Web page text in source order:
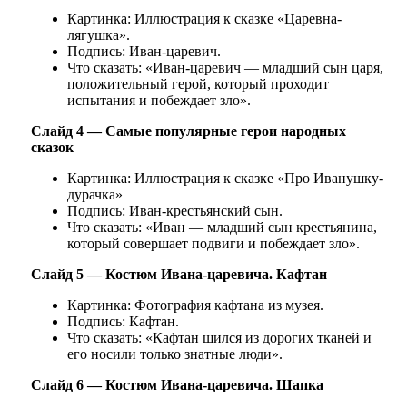
Картинка: Иллюстрация к сказке «Царевна-
лягушка».
Подпись: Иван-царевич.
Что сказать: «Иван-царевич — младший сын царя,
положительный герой, который проходит
испытания и побеждает зло».
Слайд 4 — Самые популярные герои народных
сказок
Картинка: Иллюстрация к сказке «Про Иванушку-
дурачка»
Подпись: Иван-крестьянский сын.
Что сказать: «Иван — младший сын крестьянина,
который совершает подвиги и побеждает зло».
Слайд 5 — Костюм Ивана-царевича. Кафтан
Картинка: Фотография кафтана из музея.
Подпись: Кафтан.
Что сказать: «Кафтан шился из дорогих тканей и
его носили только знатные люди».
Слайд 6 — Костюм Ивана-царевича. Шапка